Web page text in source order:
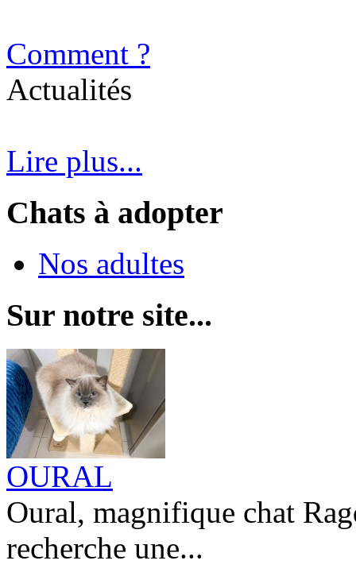
Comment ?
Actualités
Lire plus...
Chats à adopter
Nos adultes
Sur notre site...
OURAL
Oural, magnifique chat
recherche une...